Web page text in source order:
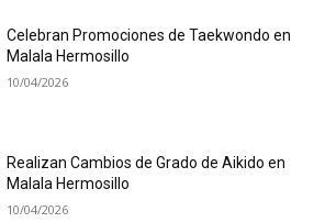
Celebran Promociones de Taekwondo en
Malala Hermosillo
10/04/2026
Realizan Cambios de Grado de Aikido en
Malala Hermosillo
10/04/2026